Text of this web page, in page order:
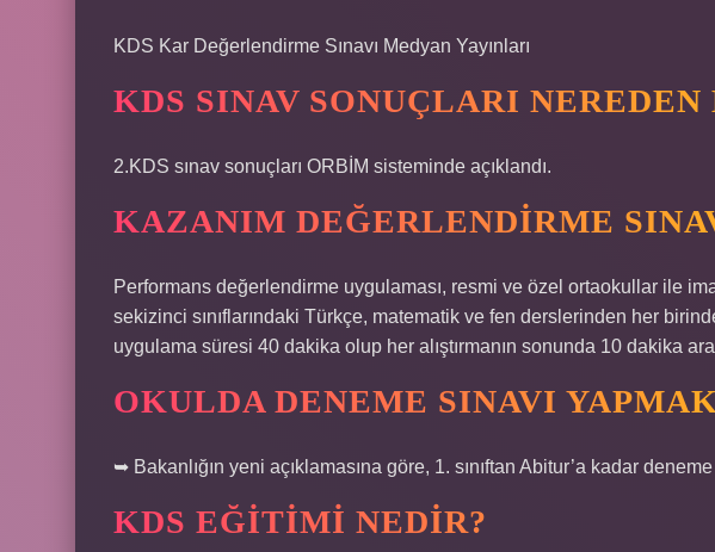
KDS Kar Değerlendirme Sınavı Medyan Yayınları
KDS SINAV SONUÇLARI
2.KDS sınav sonuçları ORBİM sisteminde açıklandı.
KAZANIM DEĞERLENDIRME
Performans değerlendirme uygulaması, resmi ve özel ortaokullar ile
sekizinci sınıflarındaki Türkçe, matematik ve fen derslerinden her
uygulama süresi 40 dakika olup her alıştırmanın sonunda 10 dakika
OKULDA DENEME SINAVI
➥ Bakanlığın yeni açıklamasına göre, 1. sınıftan Abitur’a kadar deneme
KDS EĞITIMI NEDIR?